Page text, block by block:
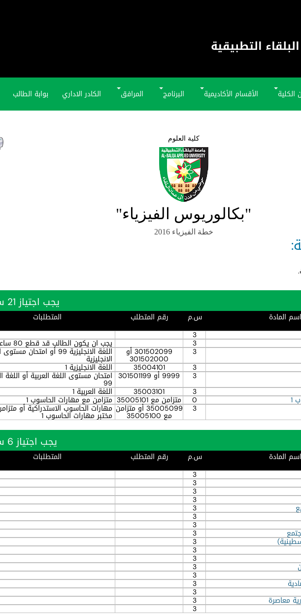
التطبيقية
الكلية الأقسام الأكاديمية البرنامج المرافق الكادر الاداري بوابة الطالب
كلية العلوم
"بكالوريوس الفيزياء"
خطة الفيزياء 2016
يجب اجتياز 21 ساعة بنجاح
اسم المادة س.م رقم المتطلب المتطلبات
3
3 يجب ان يكون الطالب قد قطع 80 ساعة
3 301502099 أو
301502000
اللغة الانجليزية 99 أو امتحان
الانجليزية
3
35004101 اللغة الانجليزية 1
3 9999 أو 301501199 امتحان مستوى اللغة العربية أو اللغة
99
3
35003101 اللغة العربية 1
1
0 متزامن مع 35005101 متزامن مع مهارات الحاسوب 1
3 35005099 أو متزامن
مع 35005100
مهارات الحاسوب الاستدراكية أو
مختبر مهارات الحاسوب 1
يجب اجتياز 6 ساعة بنجاح
اسم المادة س.م رقم المتطلب المتطلبات
3
3
3
3
3
3
3
3
3
3
3
3
3
3
3
معاصرة 3
3